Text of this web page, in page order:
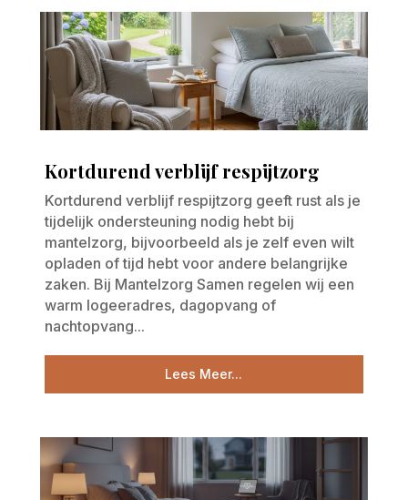
Kortdurend verblijf respijtzorg
Kortdurend verblijf respijtzorg geeft rust als je
tijdelijk ondersteuning nodig hebt bij
mantelzorg, bijvoorbeeld als je zelf even wilt
opladen of tijd hebt voor andere belangrijke
zaken. Bij Mantelzorg Samen regelen wij een
warm logeeradres, dagopvang of
nachtopvang...
Lees Meer...